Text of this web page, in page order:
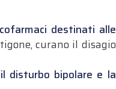
destinati alle
curano il disagio
disturbo bipolare e la